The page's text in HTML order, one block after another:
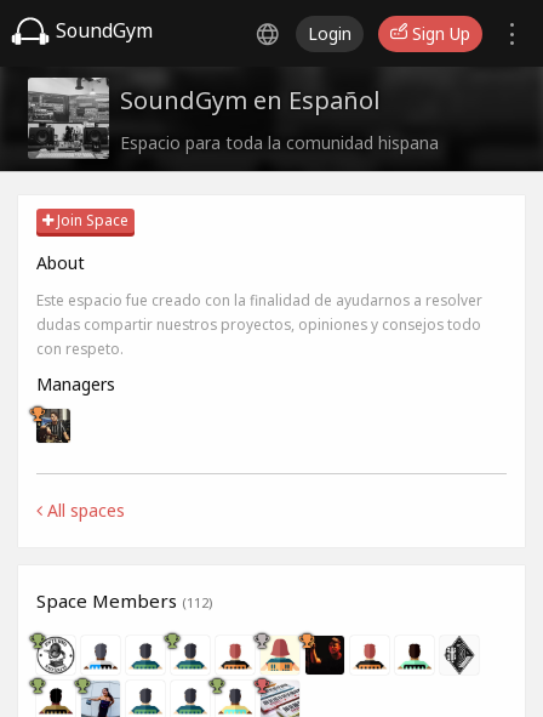
SoundGym Login Sign Up
SoundGym en Español
Espacio para toda la comunidad hispana
Join Space
About
Este espacio fue creado con la finalidad de ayudarnos a resolver
dudas compartir nuestros proyectos, opiniones y consejos todo
con respeto.
Managers
All spaces
Space Members (112)